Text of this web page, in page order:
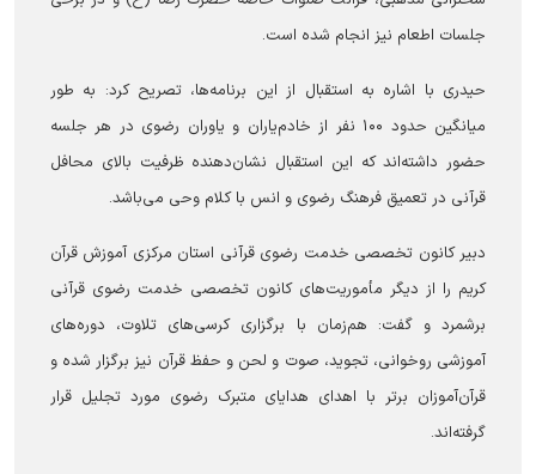
جلسات اطعام نیز انجام شده است.
حیدری با اشاره به استقبال از این برنامه‌ها، تصریح کرد: به طور
میانگین حدود ۱۰۰ نفر از خادم‌یاران و یاوران رضوی در هر جلسه
حضور داشته‌اند که این استقبال نشان‌دهنده ظرفیت بالای محافل
قرآنی در تعمیق فرهنگ رضوی و انس با کلام وحی می‌باشد.
دبیر کانون تخصصی خدمت رضوی قرآنی استان مرکزی آموزش قرآن
کریم را از دیگر مأموریت‌های کانون تخصصی خدمت رضوی قرآنی
برشمرد و گفت: هم‌زمان با برگزاری کرسی‌های تلاوت، دوره‌های
آموزشی روخوانی، تجوید، صوت و لحن و حفظ قرآن نیز برگزار شده و
قرآن‌آموزان برتر با اهدای هدایای متبرک رضوی مورد تجلیل قرار
گرفته‌اند.